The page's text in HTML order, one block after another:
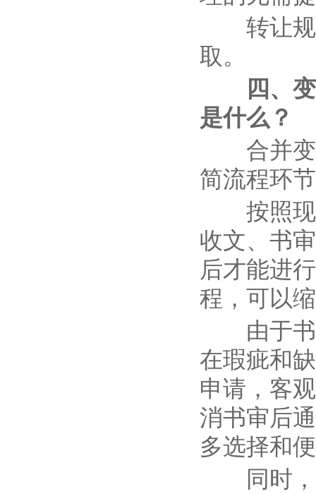
转让规
取。
四、
是什么？
合并变
简流程环
按照现
收文、书
后才能进
程，可以
由于书
在瑕疵和
申请，客
消书审后
多选择和
同时，